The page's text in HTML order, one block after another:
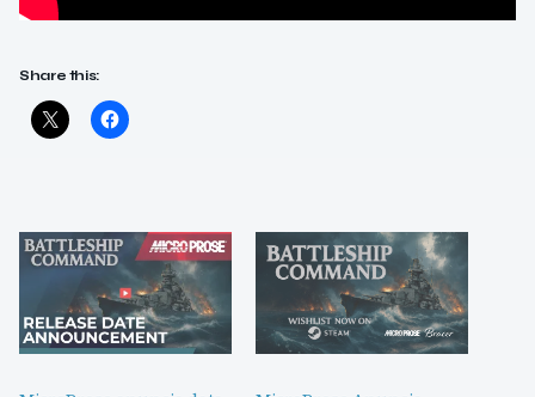
Share this: